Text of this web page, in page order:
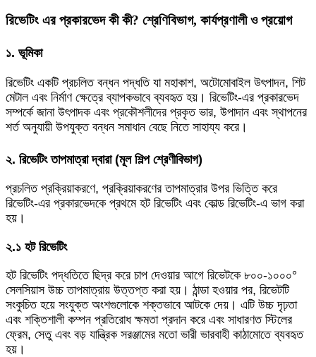
রিভেটিং এর প্রকারভেদ কী কী? শ্রেণিবিভাগ, কার্যপ্রণালী ও প্রয়োগ
১. ভূমিকা
রিভেটিং একটি প্রচলিত বন্ধন পদ্ধতি যা মহাকাশ, অটোমোবাইল উৎপাদন, শিট
মেটাল এবং নির্মাণ ক্ষেত্রে ব্যাপকভাবে ব্যবহৃত হয়। রিভেটিং-এর প্রকারভেদ
সম্পর্কে জানা উৎপাদক এবং প্রকৌশলীদের প্রকৃত ভার, উপাদান এবং স্থাপনের
শর্ত অনুযায়ী উপযুক্ত বন্ধন সমাধান বেছে নিতে সাহায্য করে।
২. রিভেটিং তাপমাত্রা দ্বারা (মূল শিল্প শ্রেণীবিভাগ)
প্রচলিত প্রক্রিয়াকরণে, প্রক্রিয়াকরণের তাপমাত্রার উপর ভিত্তি করে
রিভেটিং-এর প্রকারভেদকে প্রথমে হট রিভেটিং এবং কোল্ড রিভেটিং-এ ভাগ করা
হয়।
২.১ হট রিভেটিং
হট রিভেটিং পদ্ধতিতে ছিদ্র করে চাপ দেওয়ার আগে রিভেটকে ৮০০-১০০০°
সেলসিয়াস উচ্চ তাপমাত্রায় উত্তপ্ত করা হয়। ঠান্ডা হওয়ার পর, রিভেটটি
সংকুচিত হয়ে সংযুক্ত অংশগুলোকে শক্তভাবে আটকে দেয়। এটি উচ্চ দৃঢ়তা
এবং শক্তিশালী কম্পন প্রতিরোধ ক্ষমতা প্রদান করে এবং সাধারণত স্টিলের
ফ্রেম, সেতু এবং বড় যান্ত্রিক সরঞ্জামের মতো ভারী ভারবাহী কাঠামোতে ব্যবহৃত
হয়।